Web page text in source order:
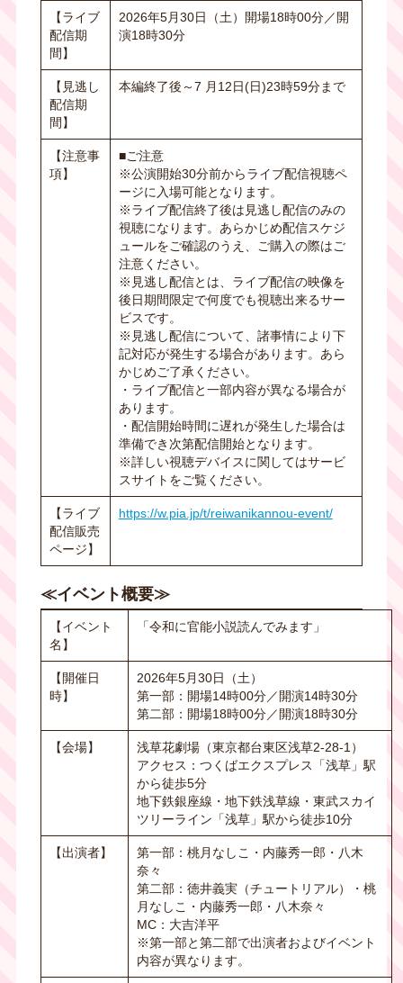
【ライブ
配信期
間】
2026年5月30日（土）開場18時00分／開
演18時30分
【見逃し
配信期
間】
本編終了後～7 月 12日(日)23時59分まで
【注意事
項】
■ご注意
※公演開始30分前からライブ配信視聴ペ
ージに入場可能となります。
※ライブ配信終了後は見逃し配信のみの
視聴になります。あらかじめ配信スケジ
ュールをご確認のうえ、ご購入の際はご
注意ください。
※見逃し配信とは、ライブ配信の映像を
後日期間限定で何度でも視聴出来るサー
ビスです。
※見逃し配信について、諸事情により下
記対応が発生する場合があります。あら
かじめご了承ください。
・ライブ配信と一部内容が異なる場合が
あります。
・配信開始時間に遅れが発生した場合は
準備でき次第配信開始となります。
※詳しい視聴デバイスに関してはサービ
スサイトをご覧ください。
【ライブ
配信販売
ページ】
https://w.pia.jp/t/reiwanikannou-event/
≪イベント概要≫
【イベント
名】
「令和に官能小説読んでみます」
【開催日
時】
2026年5月30日（土）
第一部：開場14時00分／開演14時30分
第二部：開場18時00分／開演18時30分
【会場】
浅草花劇場（東京都台東区浅草2-28-1）
アクセス：つくばエクスプレス「浅草」駅
から徒歩5分
地下鉄銀座線・地下鉄浅草線・東武スカイ
ツリーライン「浅草」駅から徒歩10分
【出演者】
第一部：桃月なしこ・内藤秀一郎・八木
奈々
第二部：徳井義実（チュートリアル）・桃
月なしこ・内藤秀一郎・八木奈々
MC：大吉洋平
※第一部と第二部で出演者およびイベント
内容が異なります。